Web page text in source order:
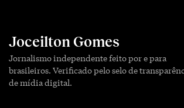
Joceilton Gomes
Jornalismo independente feito por e para
brasileiros. Verificado pelo selo de
de mídia digital.